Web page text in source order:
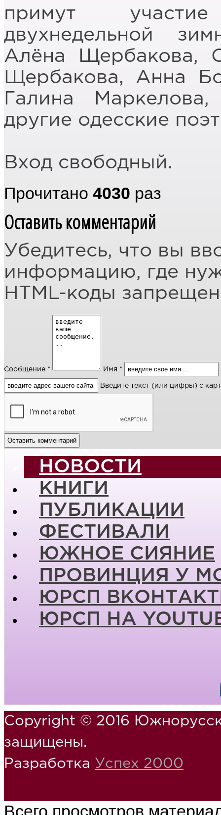
примут
двухнедельной
Алёна Щербакова,
Щербакова, Анна
Галина
другие одесские
Вход свободный.
Прочитано 4030 раз
Оставить комментарий
Убедитесь, что вы
информацию, где
HTML-коды
Сообщение * Имя *
Введите текст (или цифры) с
НОВОСТИ
КНИГИ
ПУБЛИКАЦИИ
ФЕСТИВАЛИ
ЮЖНОЕ СИЯНИЕ
ПРОВИНЦИЯ У
ЮРСП
ЮРСП НА
Copyright © 2016
защищены.
Разработка Успех 2000
Всего просмотров